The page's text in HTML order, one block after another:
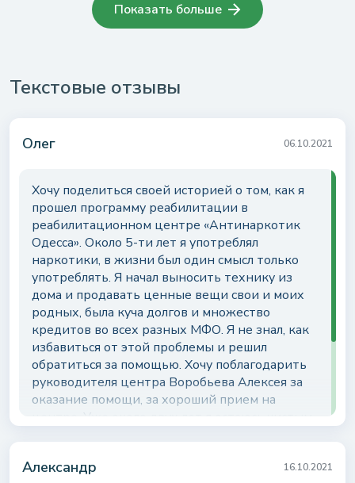
Показать больше
Текстовые отзывы
Олег 06.10.2021
Хочу поделиться своей историей о том, как я
прошел программу реабилитации в
реабилитационном центре «Антинаркотик
Одесса». Около 5-ти лет я употреблял
наркотики, в жизни был один смысл только
употреблять. Я начал выносить технику из
дома и продавать ценные вещи свои и моих
родных, была куча долгов и множество
кредитов во всех разных МФО. Я не знал, как
избавиться от этой проблемы и решил
обратиться за помощью. Хочу поблагодарить
руководителя центра Воробьева Алексея за
оказание помощи, за хороший прием на
центре. Уже около двух лет я остаюсь чистым
восстановить мои отношения с моими
Александр 16.10.2021